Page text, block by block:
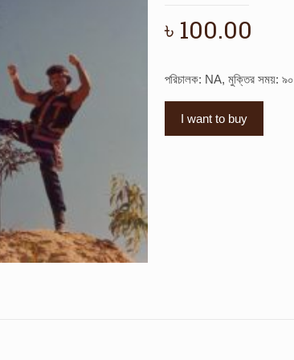
৳ 100.00
পরিচালক: NA, মুক্তির সময়: ৯০
I want to buy